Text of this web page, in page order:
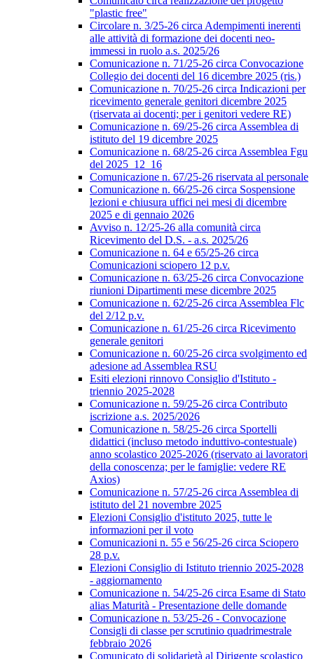
"plastic free"
Circolare n. 3/25-26 circa Adempimenti inerenti
alle attività di formazione dei docenti neo-
immessi in ruolo a.s. 2025/26
Comunicazione n. 71/25-26 circa Convocazione
Collegio dei docenti del 16 dicembre 2025 (ris.)
Comunicazione n. 70/25-26 circa Indicazioni per
ricevimento generale genitori dicembre 2025
(riservata ai docenti; per i genitori vedere RE)
Comunicazione n. 69/25-26 circa Assemblea di
istituto del 19 dicembre 2025
Comunicazione n. 68/25-26 circa Assemblea Fgu
del 2025_12_16
Comunicazione n. 67/25-26 riservata al personale
Comunicazione n. 66/25-26 circa Sospensione
lezioni e chiusura uffici nei mesi di dicembre
2025 e di gennaio 2026
Avviso n. 12/25-26 alla comunità circa
Ricevimento del D.S. - a.s. 2025/26
Comunicazione n. 64 e 65/25-26 circa
Comunicazioni sciopero 12 p.v.
Comunicazione n. 63/25-26 circa Convocazione
riunioni Dipartimenti mese dicembre 2025
Comunicazione n. 62/25-26 circa Assemblea Flc
del 2/12 p.v.
Comunicazione n. 61/25-26 circa Ricevimento
generale genitori
Comunicazione n. 60/25-26 circa svolgimento ed
adesione ad Assemblea RSU
Esiti elezioni rinnovo Consiglio d'Istituto -
triennio 2025-2028
Comunicazione n. 59/25-26 circa Contributo
iscrizione a.s. 2025/2026
Comunicazione n. 58/25-26 circa Sportelli
didattici (incluso metodo induttivo-contestuale)
anno scolastico 2025-2026 (riservato ai lavoratori
della conoscenza; per le famiglie: vedere RE
Axios)
Comunicazione n. 57/25-26 circa Assemblea di
istituto del 21 novembre 2025
Elezioni Consiglio d'istituto 2025, tutte le
informazioni per il voto
Comunicazioni n. 55 e 56/25-26 circa Sciopero
28 p.v.
Elezioni Consiglio di Istituto triennio 2025-2028
- aggiornamento
Comunicazione n. 54/25-26 circa Esame di Stato
alias Maturità - Presentazione delle domande
Comunicazione n. 53/25-26 - Convocazione
Consigli di classe per scrutinio quadrimestrale
febbraio 2026
Comunicato di solidarietà al Dirigente scolastico